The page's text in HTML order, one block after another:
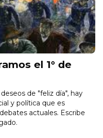
el 1° de
de "feliz día", hay
y política que es
actuales. Escribe